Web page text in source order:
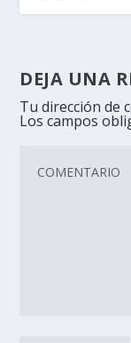
DEJA UNA
Tu dirección de
Los campos